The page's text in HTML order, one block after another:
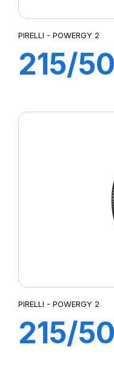
PIRELLI - POWERGY 2
215/
PIRELLI - POWERGY 2
215/